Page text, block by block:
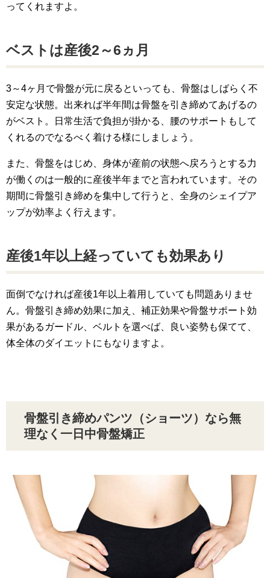
ってくれますよ。
ベストは産後2～6ヵ月
3～4ヶ月で骨盤が元に戻るといっても、骨盤はしばらく不
安定な状態。出来れば半年間は骨盤を引き締めてあげるの
がベスト。日常生活で負担が掛かる、腰のサポートもして
くれるのでなるべく着ける様にしましょう。
また、骨盤をはじめ、身体が産前の状態へ戻ろうとする力
が働くのは一般的に産後半年までと言われています。その
期間に骨盤引き締めを集中して行うと、全身のシェイプア
ップが効率よく行えます。
産後1年以上経っていても効果あり
面倒でなければ産後1年以上着用していても問題ありませ
ん。骨盤引き締め効果に加え、補正効果や骨盤サポート効
果があるガードル、ベルトを選べば、良い姿勢も保てて、
体全体のダイエットにもなりますよ。
骨盤引き締めパンツ（ショーツ）なら無
理なく一日中骨盤矯正